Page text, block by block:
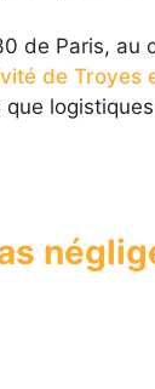
de Paris, au
de Troyes
que